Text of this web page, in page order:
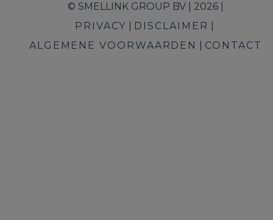
© SMELLINK GROUP BV | 2026 |
PRIVACY
DISCLAIMER
ALGEMENE VOORWAARDEN
CONTACT